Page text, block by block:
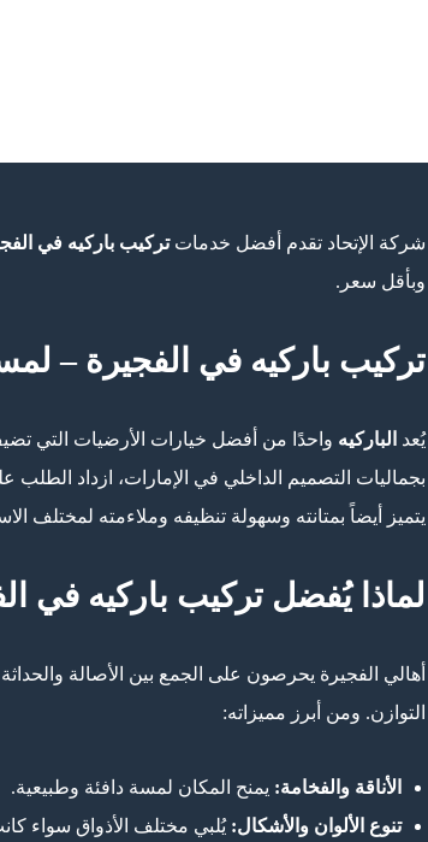
شركة الإتحاد تقدم أفضل خدمات تركيب باركيه في
وبأقل سعر.
تركيب باركيه في الفجيرة –
يُعد الباركيه واحدًا من أفضل خيارات الأرضيات التي
بجماليات التصميم الداخلي في الإمارات، ازداد الطلب
يتميز أيضاً بمتانته وسهولة تنظيفه وملاءمته لمختلف
لماذا يُفضل تركيب باركيه في
أهالي الفجيرة يحرصون على الجمع بين الأصالة
التوازن. ومن أبرز مميزاته:
الأناقة والفخامة: يمنح المكان لمسة دافئة وطبيعية.
تنوع الألوان والأشكال: يُلبي مختلف الأذواق سواء